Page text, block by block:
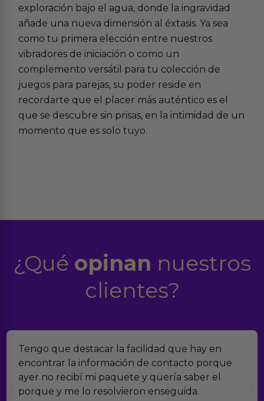
exploración bajo el agua, donde la ingravidad
añade una nueva dimensión al éxtasis. Ya sea
como tu primera elección entre nuestros
vibradores de iniciación o como un
complemento versátil para tu colección de
juegos para parejas, su poder reside en
recordarte que el placer más auténtico es el
que se descubre sin prisas, en la intimidad de un
momento que es solo tuyo.
¿Qué opinan nuestros
clientes?
la facilidad que hay en
de contacto porque
paquete y quería saber el
enseguida.
Encontramos
verdad es que
muchísimos
con el